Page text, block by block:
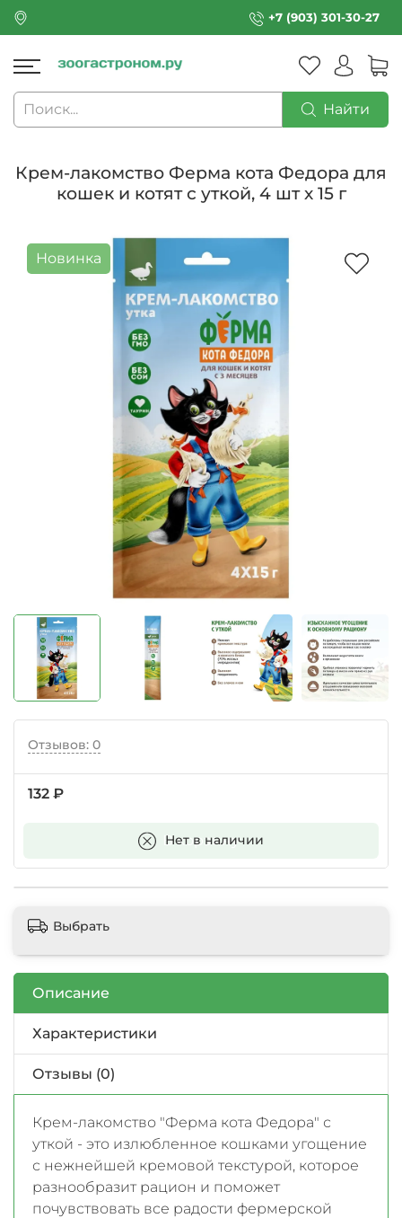
+7 (903) 301-30-27
Найти
Крем-лакомство Ферма кота Федора для
кошек и котят с уткой, 4 шт х 15 г
Новинка
Отзывов: 0
132 ₽
Нет в наличии
В корзину
Выбрать
Описание
Характеристики
Отзывы (0)
Крем-лакомство "Ферма кота Федора" с
уткой - это излюбленное кошками угощение
с нежнейшей кремовой текстурой, которое
разнообразит рацион и поможет
почувствовать все радости фермерской